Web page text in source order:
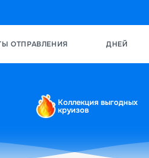
ОТПРАВЛЕНИЯ ДНЕЙ
Коллекция выгодных
круизов